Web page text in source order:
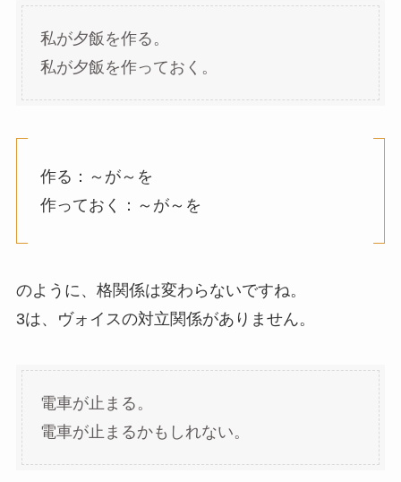
私が夕飯を作る。
私が夕飯を作っておく。
作る：～が～を
作っておく：～が～を
のように、格関係は変わらないですね。
3は、ヴォイスの対立関係がありません。
電車が止まる。
電車が止まるかもしれない。